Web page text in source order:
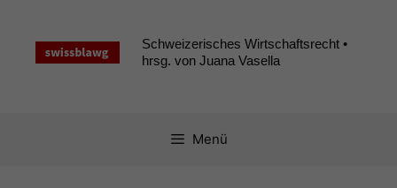
springen
Schweizerisches Wirtschaftsrecht •
hrsg. von Juana Vasella
Menü